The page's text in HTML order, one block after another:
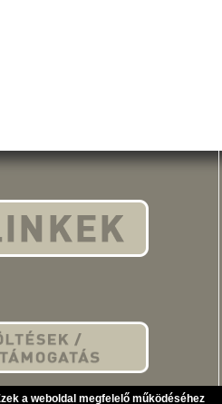
a weboldal megfelelő működéséhez